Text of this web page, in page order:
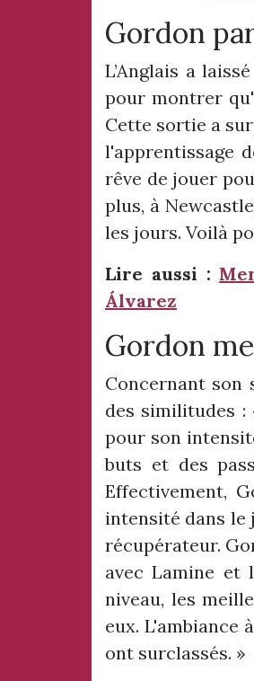
Gordon
L’Anglais a
pour montrer
Cette sortie a
l'apprentissage
rêve de jouer
plus, à
les jours. Voilà
Lire aussi :
Álvarez
Gordon
Concernant son
des similitudes :
pour son
buts et des
Effectivement,
intensité dans le
récupérateur.
avec Lamine et
niveau, les
eux. L'ambiance
ont surclassés. »